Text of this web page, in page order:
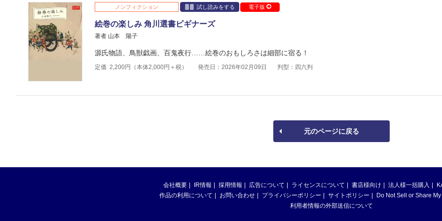
ノンフィクション 試し読みをする 電子版
絵巻の楽しみ 角川選書ビギナーズ
著者 山本 陽子
源氏物語、鳥獣戯画、百鬼夜行……絵巻のおもしろさは細部に宿る！
定価 2,200円（本体2,000円＋税） 発売日：2026年02月09日 判型：四六判
元のページに戻る
会社概要 IR情報 採用情報 広告について ライセンスについて 書店様向け 法人様一括購入
作品の利用について
お問い合わせ プライバシーポリシー サイトポリシー
Do Not Sell or Share
利用者情報の外部送信について